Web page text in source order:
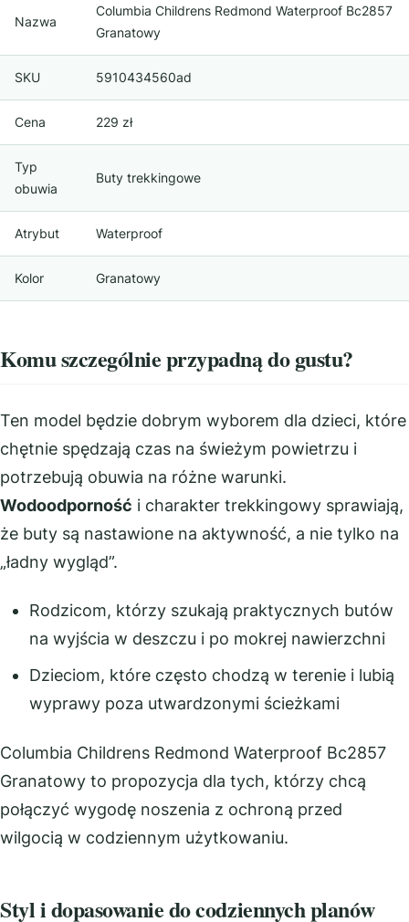
Nazwa
Columbia Childrens Redmond Waterproof Bc2857
Granatowy
SKU 5910434560ad
Cena 229 zł
Typ
obuwia
Buty trekkingowe
Atrybut Waterproof
Kolor Granatowy
Komu szczególnie przypadną do gustu?
Ten model będzie dobrym wyborem dla dzieci, które
chętnie spędzają czas na świeżym powietrzu i
potrzebują obuwia na różne warunki.
Wodoodporność i charakter trekkingowy sprawiają,
że buty są nastawione na aktywność, a nie tylko na
„ładny wygląd”.
Rodzicom, którzy szukają praktycznych butów
na wyjścia w deszczu i po mokrej nawierzchni
Dzieciom, które często chodzą w terenie i lubią
wyprawy poza utwardzonymi ścieżkami
Columbia Childrens Redmond Waterproof Bc2857
Granatowy to propozycja dla tych, którzy chcą
połączyć wygodę noszenia z ochroną przed
wilgocią w codziennym użytkowaniu.
Styl i dopasowanie do codziennych planów